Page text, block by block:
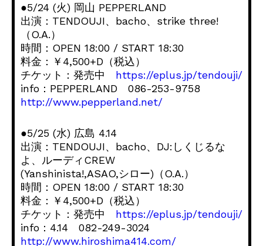
●5/24 (火) 岡山 PEPPERLAND
出演：TENDOUJI、bacho、strike three!
（O.A.）
時間：OPEN 18:00 / START 18:30
料金：￥4,500+D（税込）
チケット：発売中 https://eplus.jp/tendouji/
info：PEPPERLAND 086-253-9758
http://www.pepperland.net/
●5/25 (水) 広島 4.14
出演：TENDOUJI、bacho、DJ:しくじるな
よ、ルーディCREW
(Yanshinista!,ASAO,シロー)（O.A.）
時間：OPEN 18:00 / START 18:30
料金：￥4,500+D（税込）
チケット：発売中 https://eplus.jp/tendouji/
info：4.14 082-249-3024
http://www.hiroshima414.com/